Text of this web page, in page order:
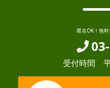
匿名OK！無
受付時間